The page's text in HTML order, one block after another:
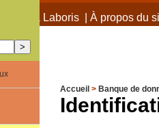
de Terra Laboris| À propos du
Accueil > Banque de